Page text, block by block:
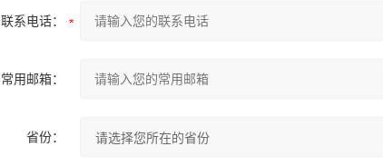
联系电话：
常用邮箱：
省份：